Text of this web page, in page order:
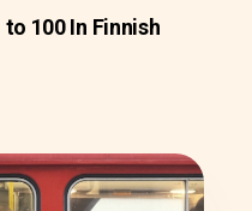
100 In Finnish